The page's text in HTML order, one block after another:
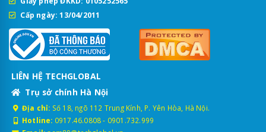
Cấp ngày: 13/04/2011
LIÊN HỆ TECHGLOBAL
Trụ sở chính Hà Nội
Địa chỉ: Số 18, ngõ 112 Trung Kính, P. Yên Hòa, Hà Nội.
Hotline: 0917.46.0808- 0901.732.999